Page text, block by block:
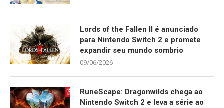
Lords of the Fallen II é anunciado
para Nintendo Switch 2 e promete
expandir seu mundo sombrio
09/06/2026
RuneScape: Dragonwilds chega ao
Nintendo Switch 2 e leva a série ao